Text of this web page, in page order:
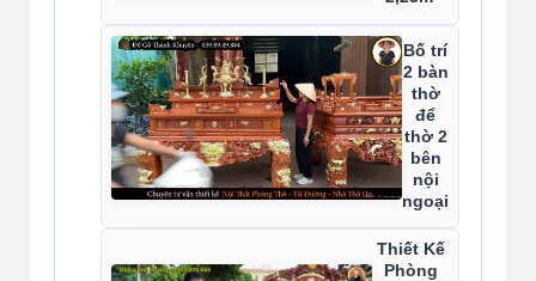
Bố trí
2 bàn
thờ
để
thờ 2
bên
nội
ngoại
Thiết Kế
Phòng